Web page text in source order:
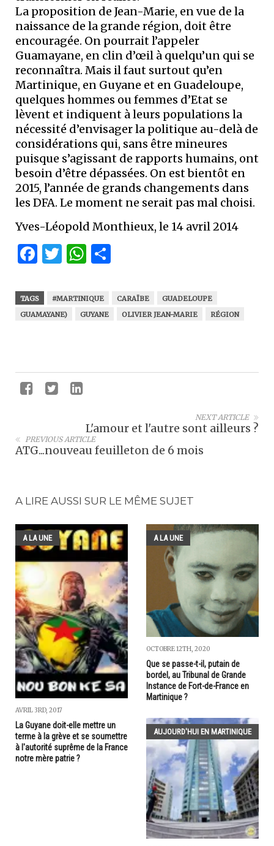
La proposition de Jean-Marie, en vue de la
naissance de la grande région, doit être
encouragée. On pourrait l’appeler
Guamayane, en clin d’œil à quelqu’un qui se
reconnaîtra. Mais il faut surtout qu’en
Martinique, en Guyane et en Guadeloupe,
quelques hommes ou femmes d’Etat se
lèvent et indiquent à leurs populations la
nécessité d’envisager la politique au-delà de
considérations qui, sans être mineures
puisque s’agissant de rapports humains, ont
besoin d’être dépassées. On est bientôt en
2015, l’année de grands changements dans
les DFA. Le moment ne serait pas mal choisi.
Yves-Léopold Monthieux, le 14 avril 2014
Facebook
Twitter
WhatsApp
TAGS #MARTINIQUE CARAÏBE
GUADELOUPE
GUAMAYANE)
GUYANE OLIVIER JEAN-MARIE RÉGION
NEXT ARTICLE
L'amour et l'autre sont ailleurs ?
PREVIOUS ARTICLE
ATG...nouveau feuilleton de 6 mois
A LIRE AUSSI SUR LE MÊME SUJET
A LA UNE
AVRIL 3RD, 2017
La Guyane doit-elle mettre un
terme à la grève et se soumettre
à l'autorité suprême de la France
notre mère patrie ?
A LA UNE
OCTOBRE 12TH, 2020
Que se passe-t-il, putain de
bordel, au Tribunal de Grande
Instance de Fort-de-France en
Martinique ?
AUJOURD'HUI EN MARTINIQUE